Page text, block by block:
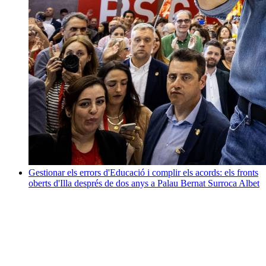
Gestionar els errors d'Educació i complir els acords: els fronts
oberts d'Illa després de dos anys a Palau Bernat Surroca Albet